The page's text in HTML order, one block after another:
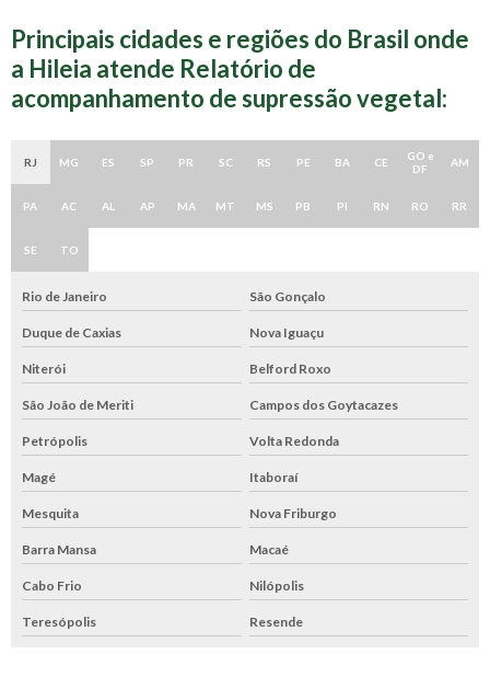
Principais cidades e regiões do Brasil onde
a Hileia atende Relatório de
acompanhamento de supressão vegetal:
RJ MG ES SP PR SC RS PE BA CE
GO e
DF
AM
PA AC AL AP MA MT MS PB PI RN RO RR
SE TO
Rio de Janeiro São Gonçalo
Duque de Caxias Nova Iguaçu
Niterói Belford Roxo
São João de Meriti Campos dos Goytacazes
Petrópolis Volta Redonda
Magé Itaboraí
Mesquita Nova Friburgo
Barra Mansa Macaé
Cabo Frio Nilópolis
Teresópolis Resende